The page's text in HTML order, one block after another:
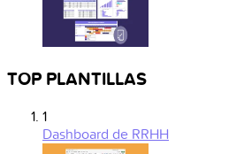
TOP PLANTILLAS
1
Dashboard de RRHH